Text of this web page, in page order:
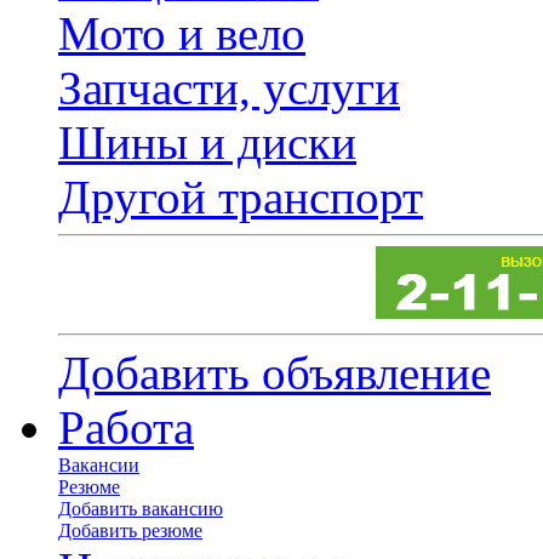
Мото и вело
Запчасти, услуги
Шины и диски
Другой транспорт
Добавить объявление
Работа
Вакансии
Резюме
Добавить вакансию
Добавить резюме